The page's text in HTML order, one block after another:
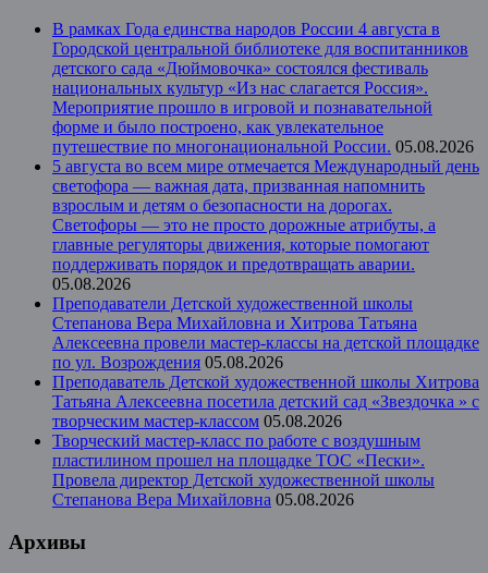
В рамках Года единства народов России 4 августа в
Городской центральной библиотеке для воспитанников
детского сада «Дюймовочка» состоялся фестиваль
национальных культур «Из нас слагается Россия».
Мероприятие прошло в игровой и познавательной
форме и было построено, как увлекательное
путешествие по многонациональной России. 05.08.2026
5 августа во всем мире отмечается Международный день
светофора — важная дата, призванная напомнить
взрослым и детям о безопасности на дорогах.
Светофоры — это не просто дорожные атрибуты, а
главные регуляторы движения, которые помогают
поддерживать порядок и предотвращать аварии.
05.08.2026
Преподаватели Детской художественной школы
Степанова Вера Михайловна и Хитрова Татьяна
Алексеевна провели мастер-классы на детской площадке
по ул. Возрождения 05.08.2026
Преподаватель Детской художественной школы Хитрова
Татьяна Алексеевна посетила детский сад «Звездочка » с
творческим мастер-классом 05.08.2026
Творческий мастер-класс по работе с воздушным
пластилином прошел на площадке ТОС «Пески».
Провела директор Детской художественной школы
Степанова Вера Михайловна 05.08.2026
Архивы